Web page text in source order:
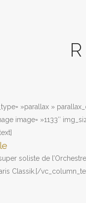
»parallax »
image= »1133″
soliste de
Classik.[/